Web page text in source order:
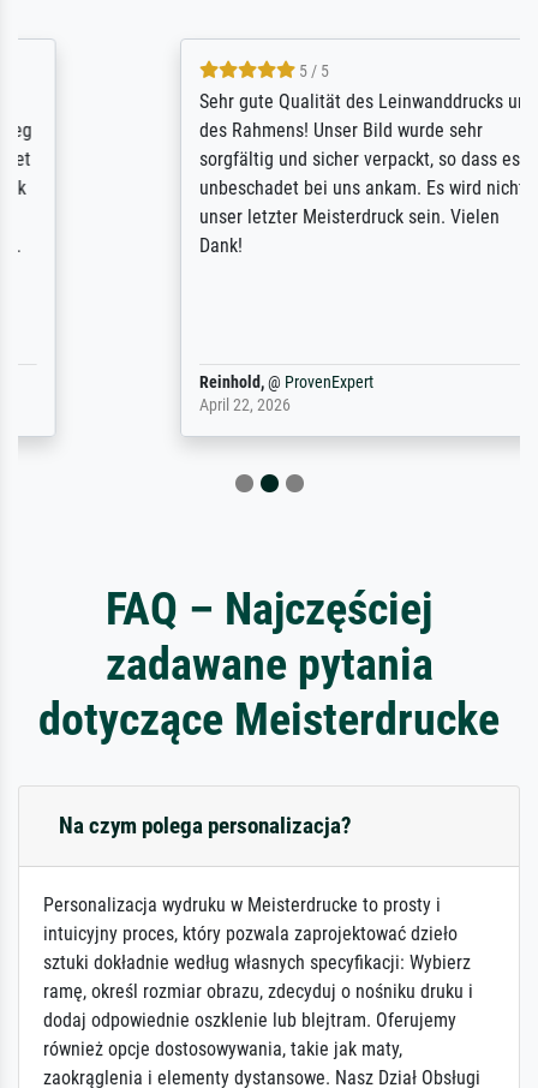
5 / 5
Sehr gute Qualität des Leinwanddrucks und
des Rahmens! Unser Bild wurde sehr
sorgfältig und sicher verpackt, so dass es
unbeschadet bei uns ankam. Es wird nicht
unser letzter Meisterdruck sein. Vielen
ProvenExpert
FAQ – Najczęściej
zadawane pytania
dotyczące Meisterdrucke
Na czym polega personalizacja?
Personalizacja wydruku w Meisterdrucke to prosty i
intuicyjny proces, który pozwala zaprojektować dzieło
sztuki dokładnie według własnych specyfikacji: Wybierz
ramę, określ rozmiar obrazu, zdecyduj o nośniku druku i
dodaj odpowiednie oszklenie lub blejtram. Oferujemy
również opcje dostosowywania, takie jak maty,
zaokrąglenia i elementy dystansowe. Nasz Dział Obsługi